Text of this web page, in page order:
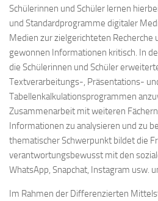
Schülerinnen und Schüler lernen
und Standardprogramme digitaler
Medien zur zielgerichteten Recherche
gewonnen Informationen kritisch. In
die Schülerinnen und Schüler
Textverarbeitungs-, Präsentations-
Tabellenkalkulationsprogrammen
Zusammenarbeit mit weiteren
Informationen zu analysieren und zu
thematischer Schwerpunkt bildet die
verantwortungsbewusst mit den
WhatsApp, Snapchat, Instagram usw.
Im Rahmen der Differenzierten